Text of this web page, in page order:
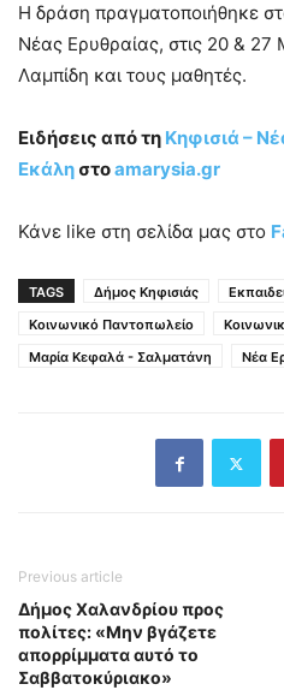
Η δράση πραγματοποιήθηκε
Νέας Ερυθραίας, στις 20 &
Λαμπίδη και τους μαθητές.
Ειδήσεις από τη Κηφισιά –
Εκάλη στοamarysia.gr
Κάνε like στη σελίδα μας στο
TAGS Δήμος Κηφισιάς
Κοινωνικό Παντοπωλείο
Μαρία Κεφαλά - Σαλματάνη
Νέα
Previous article
Δήμος Χαλανδρίου προς
πολίτες: «Μην βγάζετε
απορρίμματα αυτό το
Σαββατοκύριακο»